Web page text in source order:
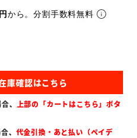
から。分割手数料無料
、 上部の「カートはこちら」ボタ
、 代金引換・あと払い（ペイデ